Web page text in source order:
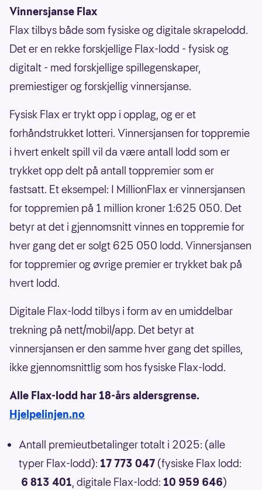
Vinnersjanse Flax
Flax tilbys både som fysiske og digitale skrapelodd.
Det er en rekke forskjellige Flax-lodd - fysisk og
digitalt - med forskjellige spillegenskaper,
premiestiger og forskjellig vinnersjanse.
Fysisk Flax er trykt opp i opplag, og er et
forhåndstrukket lotteri. Vinnersjansen for toppremie
i hvert enkelt spill vil da være antall lodd som er
trykket opp delt på antall toppremier som er
fastsatt. Et eksempel: I MillionFlax er vinnersjansen
for toppremien på 1 million kroner 1:625 050. Det
betyr at det i gjennomsnitt vinnes en toppremie for
hver gang det er solgt 625 050 lodd. Vinnersjansen
for toppremier og øvrige premier er trykket bak på
hvert lodd.
Digitale Flax-lodd tilbys i form av en umiddelbar
trekning på nett/mobil/app. Det betyr at
vinnersjansen er den samme hver gang det spilles,
ikke gjennomsnittlig som hos fysiske Flax-lodd.
Alle Flax-lodd har 18-års aldersgrense.
Hjelpelinjen.no
Antall premieutbetalinger totalt i 2025: (alle
typer Flax-lodd): 17 773 047 (fysiske Flax lodd:
6 813 401, digitale Flax-lodd: 10 959 646)